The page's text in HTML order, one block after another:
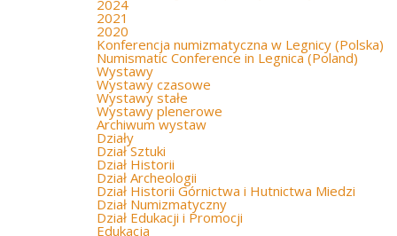
2024
2021
2020
Konferencja numizmatyczna w Legnicy (Polska)
Numismatic Conference in Legnica (Poland)
Wystawy
Wystawy czasowe
Wystawy stałe
Wystawy plenerowe
Archiwum wystaw
Działy
Dział Sztuki
Dział Historii
Dział Archeologii
Dział Historii Górnictwa i Hutnictwa Miedzi
Dział Numizmatyczny
Dział Edukacji i Promocji
Edukacja